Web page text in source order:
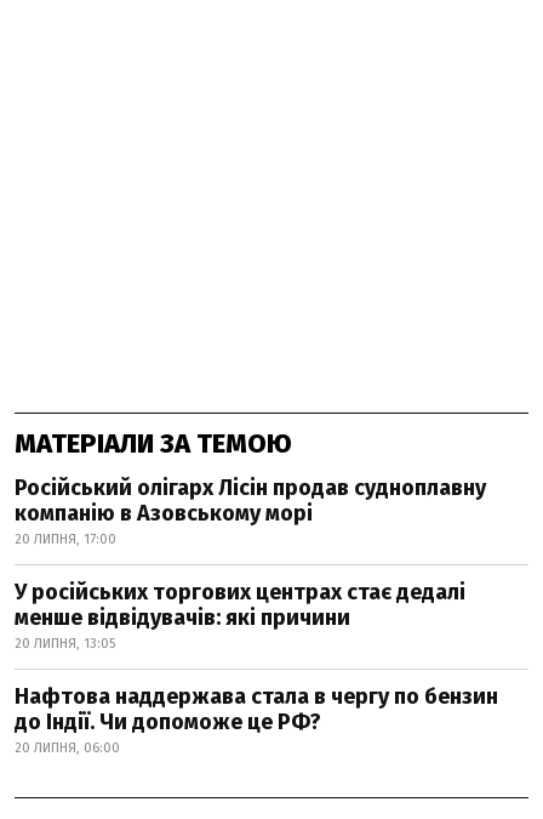
МАТЕРІАЛИ ЗА ТЕМОЮ
Російський олігарх Лісін продав судноплавну
компанію в Азовському морі
20 ЛИПНЯ, 17:00
У російських торгових центрах стає дедалі
менше відвідувачів: які причини
20 ЛИПНЯ, 13:05
Нафтова наддержава стала в чергу по бензин
до Індії. Чи допоможе це РФ?
20 ЛИПНЯ, 06:00